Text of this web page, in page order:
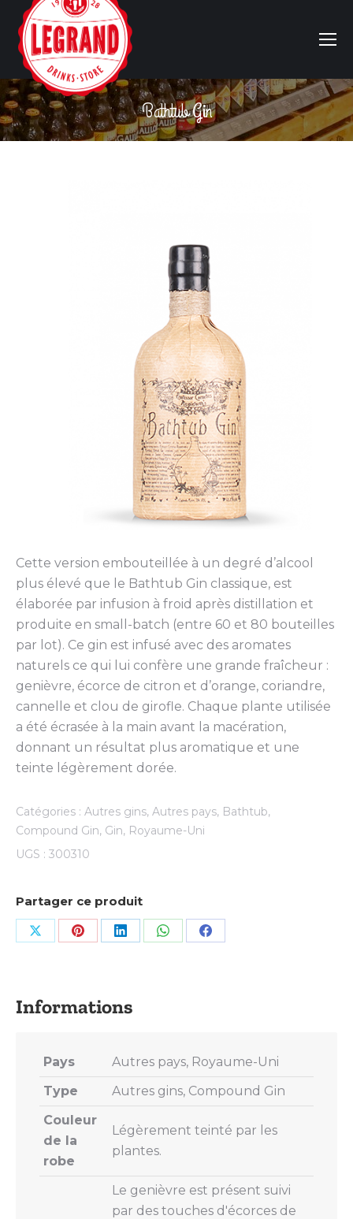
Bathtub Gin
Vous êtes ici :
Cette version embouteillée à un degré d’alcool
plus élevé que le Bathtub Gin classique, est
élaborée par infusion à froid après distillation et
produite en small-batch (entre 60 et 80 bouteilles
par lot). Ce gin est infusé avec des aromates
naturels ce qui lui confère une grande fraîcheur :
genièvre, écorce de citron et d’orange, coriandre,
cannelle et clou de girofle. Chaque plante utilisée
a été écrasée à la main avant la macération,
donnant un résultat plus aromatique et une
teinte légèrement dorée.
Catégories : Autres gins, Autres pays, Bathtub,
Compound Gin, Gin, Royaume-Uni
UGS : 300310
Partager ce produit
Share Share Share Share Share
Pays
Autres pays, Royaume-Uni
Type
Autres gins, Compound Gin
Couleur
de la
robe
Légèrement teinté par les
plantes.
Le genièvre est présent suivi
par des touches d'écorces de